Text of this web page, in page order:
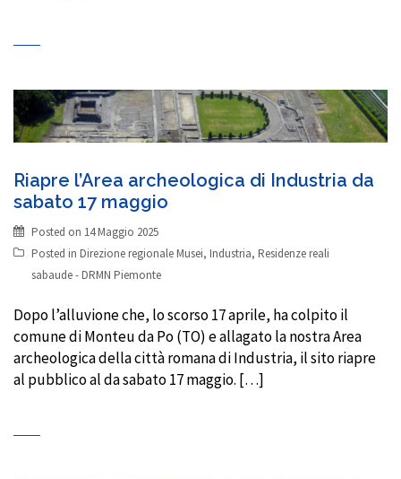
Riapre l’Area archeologica di Industria da
sabato 17 maggio
Posted on 14 Maggio 2025
Posted in Direzione regionale Musei, Industria, Residenze reali
sabaude - DRMN Piemonte
Dopo l’alluvione che, lo scorso 17 aprile, ha colpito il
comune di Monteu da Po (TO) e allagato la nostra Area
archeologica della città romana di Industria, il sito riapre
al pubblico al da sabato 17 maggio. […]